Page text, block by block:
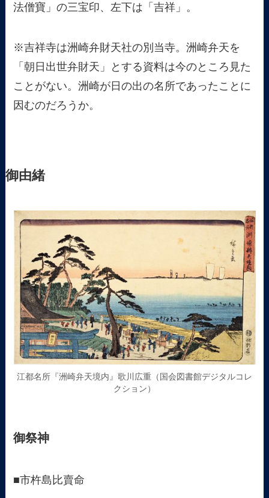
法僧寶」の三宝印、左下は「吉祥」。
※吉祥寺は洲崎弁財天社の別当寺。洲崎弁天を
「朝日出世弁財天」とする資料は今のところ見た
ことがない。洲崎が日の出の名所であったことに
因むのだろうか。
御由緒
江都名所『洲崎弁天境内』歌川広重（国会図書館デジタルコレ
クション）
御祭神
■市杵島比賣命